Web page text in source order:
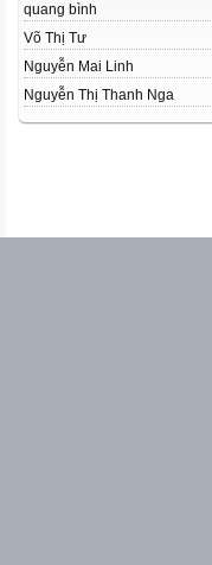
quang bình
Võ Thị Tư
Nguyễn Mai Linh
Nguyễn Thị Thanh Nga